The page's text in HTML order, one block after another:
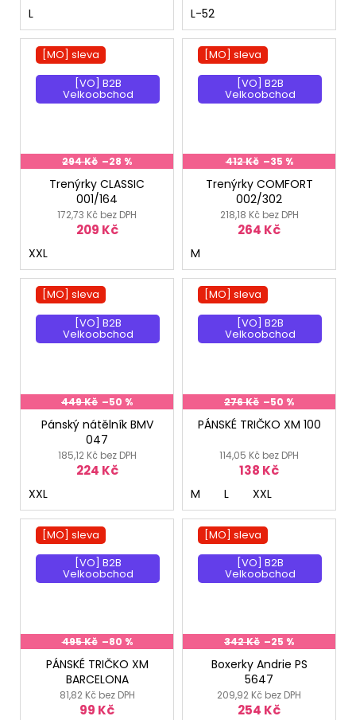
L L-52
[MO] sleva
[VO] B2B
Velkoobchod
294 Kč –28 %
Trenýrky CLASSIC
001/164
172,73 Kč bez DPH
209 Kč
XXL
[MO] sleva
[VO] B2B
Velkoobchod
412 Kč –35 %
Trenýrky COMFORT
002/302
218,18 Kč bez DPH
264 Kč
M
[MO] sleva
[VO] B2B
Velkoobchod
449 Kč –50 %
Pánský nátělník BMV
047
185,12 Kč bez DPH
224 Kč
XXL
[MO] sleva
[VO] B2B
Velkoobchod
276 Kč –50 %
PÁNSKÉ TRIČKO XM 100
114,05 Kč bez DPH
138 Kč
M L XXL
[MO] sleva
[VO] B2B
Velkoobchod
495 Kč –80 %
PÁNSKÉ TRIČKO XM
BARCELONA
81,82 Kč bez DPH
99 Kč
[MO] sleva
[VO] B2B
Velkoobchod
342 Kč –25 %
Boxerky Andrie PS
5647
209,92 Kč bez DPH
254 Kč